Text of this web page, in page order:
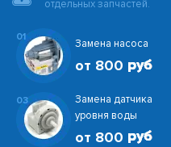
отдельных запчастей.
01
Замена насоса
от 800
03
Замена датчика
уровня воды
от 800